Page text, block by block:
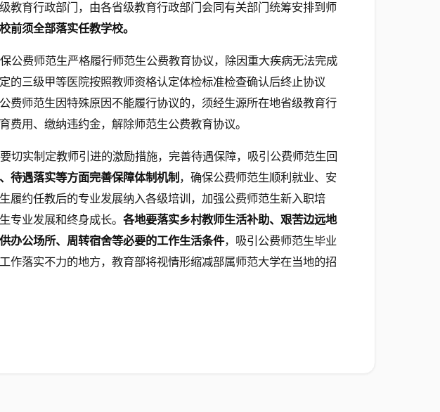
教育行政部门，由各省级教育行政部门会同有关部门统筹安排到师
前须全部落实任教学校。
公费师范生严格履行师范生公费教育协议，除因重大疾病无法完成
的三级甲等医院按照教师资格认定体检标准检查确认后终止协议
费师范生因特殊原因不能履行协议的，须经生源所在地省级教育行
用、缴纳违约金，解除师范生公费教育协议。
切实制定教师引进的激励措施，完善待遇保障，吸引公费师范生回
待遇落实等方面完善保障体制机制 ，确保公费师范生顺利就业、安
履约任教后的专业发展纳入各级培训，加强公费师范生新入职培
专业发展和终身成长。 各地要落实乡村教师生活补助、艰苦边远地
办公场所、周转宿舍等必要的工作生活条件，吸引公费师范生毕业
作落实不力的地方，教育部将视情形缩减部属师范大学在当地的招